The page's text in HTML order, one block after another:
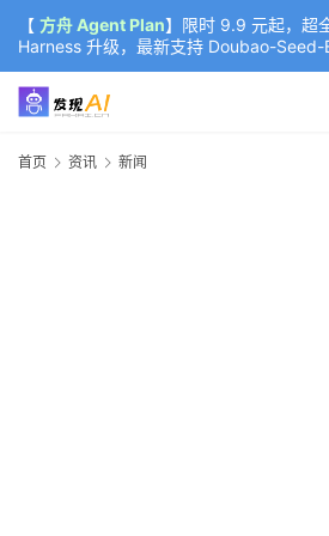
【 方舟 Agent Plan】限时 9.9 元起，超
Harness 升级，最新支持 Doubao-
K3（部分）、GLM-5.2
首页 资讯 新闻